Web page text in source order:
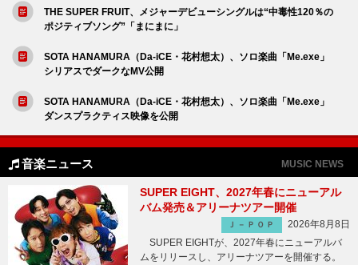
THE SUPER FRUIT、メジャーデビューシングルは“中毒性120％の
ポジティブソング”「まにまに」
SOTA HANAMURA（Da-iCE・花村想太）、ソロ楽曲「Me.exe」
シリアスでダークなMV公開
SOTA HANAMURA（Da-iCE・花村想太）、ソロ楽曲「Me.exe」
ダンスプラクティス映像を公開
音楽ニュース MUSIC NEWS
SUPER EIGHT、2027年春にニューアル
バム発売＆アリーナツアー開催
Ｊ－ＰＯＰ
2026年8月8日
SUPER EIGHTが、2027年春にニューアルバ
ムをリリースし、アリーナツアーを開催する。